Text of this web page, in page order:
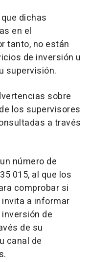
dichas
en el
tanto, no están
de inversión u
supervisión.
sobre
los supervisores
a través
número de
015, al que los
comprobar si
a informar
de
de su
canal de